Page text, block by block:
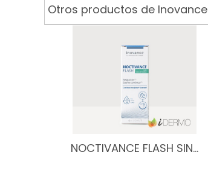
Otros productos de Inovance
NOCTIVANCE FLASH SIN…